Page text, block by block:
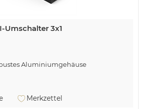
Umschalter 3x1
Aluminiumgehäuse
Merkzettel